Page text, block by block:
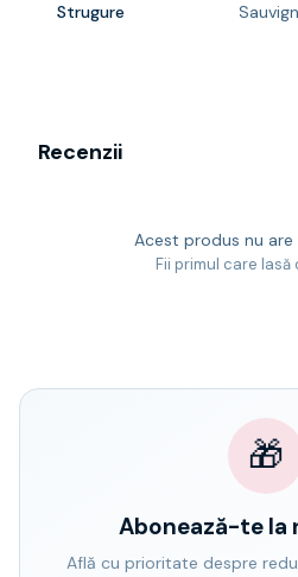
Strugure
Recenzii
Acest produs nu are
Fii primul care lasă
🎁
Abonează-te la
Află cu prioritate despre